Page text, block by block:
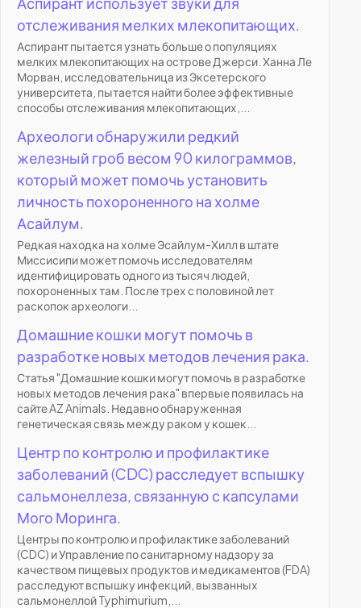
отслеживания мелких млекопитающих.
Аспирант пытается узнать больше о популяциях
мелких млекопитающих на острове Джерси. Ханна Ле
Морван, исследовательница из Эксетерского
университета, пытается найти более эффективные
способы отслеживания млекопитающих,...
Археологи обнаружили редкий
железный гроб весом 90 килограммов,
который может помочь установить
личность похороненного на холме
Асайлум.
Редкая находка на холме Эсайлум-Хилл в штате
Миссисипи может помочь исследователям
идентифицировать одного из тысяч людей,
похороненных там. После трех с половиной лет
раскопок археологи...
Домашние кошки могут помочь в
разработке новых методов лечения рака.
Статья "Домашние кошки могут помочь в разработке
новых методов лечения рака" впервые появилась на
сайте AZ Animals. Недавно обнаруженная
генетическая связь между раком у кошек...
Центр по контролю и профилактике
заболеваний (CDC) расследует вспышку
сальмонеллеза, связанную с капсулами
Мого Моринга.
Центры по контролю и профилактике заболеваний
(CDC) и Управление по санитарному надзору за
качеством пищевых продуктов и медикаментов (FDA)
расследуют вспышку инфекций, вызванных
сальмонеллой Typhimurium,...